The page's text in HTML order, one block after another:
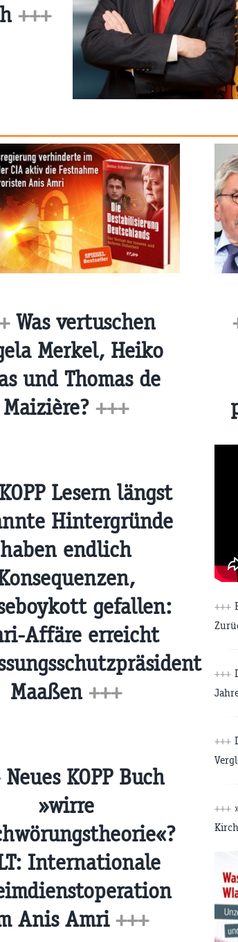
+++
Was vertuschen
Merkel, Heiko
und Thomas de
Maizière? +++
KOPP Lesern längst
Hintergründe
haben endlich
gefallen:
Affäre erreicht
Maaßen +++
Neues KOPP Buch
»wirre
Internationale
Anis Amri +++
+++
+++
+++
+++